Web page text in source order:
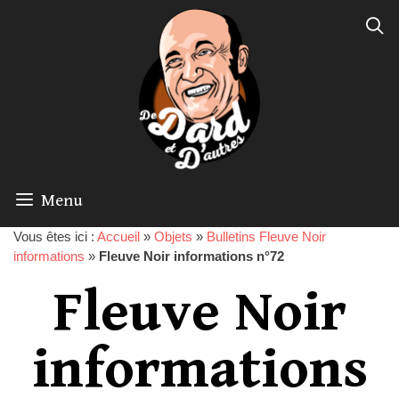
Menu
Vous êtes ici : Accueil » Objets » Bulletins Fleuve Noir
informations » Fleuve Noir informations n°72
Fleuve Noir
informations